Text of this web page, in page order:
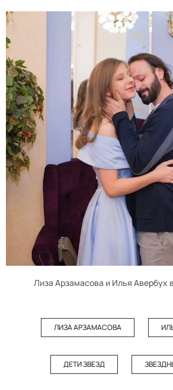
Лиза Арзамасова и Илья Авербух
ЛИЗА АРЗАМАСОВА
ДЕТИ ЗВЕЗД